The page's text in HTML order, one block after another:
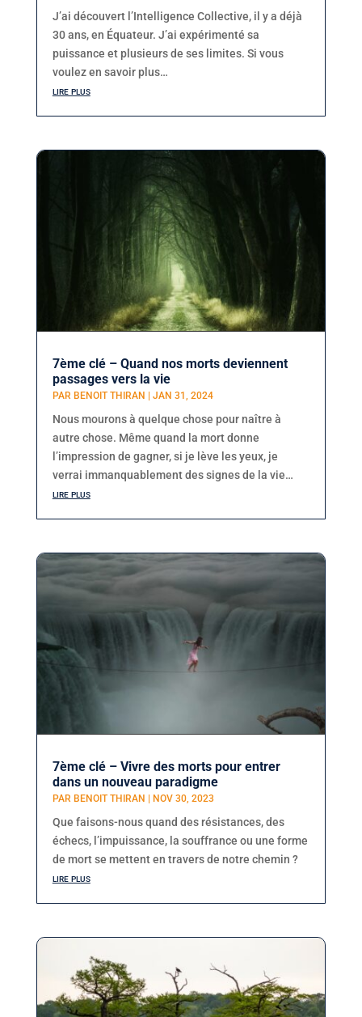
J’ai découvert l’Intelligence Collective, il y a déjà
30 ans, en Équateur. J’ai expérimenté sa
puissance et plusieurs de ses limites. Si vous
voulez en savoir plus…
lire plus
7ème clé – Quand nos morts deviennent
passages vers la vie
PAR BENOIT THIRAN | JAN 31, 2024
Nous mourons à quelque chose pour naître à
autre chose. Même quand la mort donne
l’impression de gagner, si je lève les yeux, je
verrai immanquablement des signes de la vie…
lire plus
7ème clé – Vivre des morts pour entrer
dans un nouveau paradigme
PAR BENOIT THIRAN | NOV 30, 2023
Que faisons-nous quand des résistances, des
échecs, l’impuissance, la souffrance ou une forme
de mort se mettent en travers de notre chemin ?
lire plus